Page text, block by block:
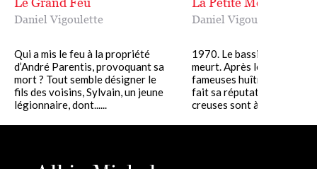
Daniel Vigoulette
Qui a mis le feu à la propriété
d’André Parentis, provoquant sa
mort ? Tout semble désigner le
fils des voisins, Sylvain, un jeune
légionnaire, dont......
Daniel Vigoulette
1970. Le bassin
meurt. Après les gavettes,
fameuses huîtres plates
fait sa réputation, les
creuses sont à leur tour......